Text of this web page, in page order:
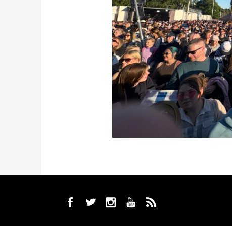
b a x r ,